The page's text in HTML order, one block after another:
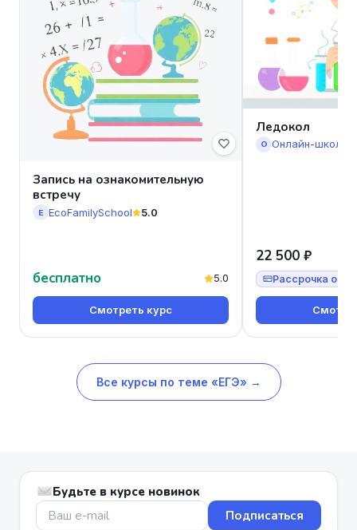
Запись на ознакомительную
встречу
E EcoFamilySchool 5.0
бесплатно 5.0
Смотреть курс
Ледокол
О Онлайн-школа
22 500 ₽
Рассрочка от
Все курсы по теме «ЕГЭ» →
Будьте в курсе новинок
Подписаться